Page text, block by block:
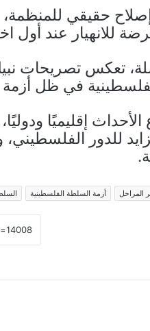
حقيقي للمنظمة،
للانهيار عند أول
تعكس تصريحات
في ظل
إقليميًا
للدور الفلسطيني،
المراحل أزمة السلطة الفلسطينية